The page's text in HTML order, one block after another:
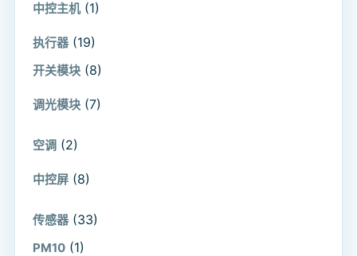
中控主机 (1)
执行器 (19)
开关模块 (8)
调光模块 (7)
空调 (2)
中控屏 (8)
传感器 (33)
PM10 (1)